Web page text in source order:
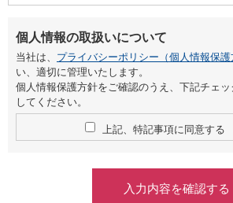
個人情報の取扱いについて
当社は、 プライバシーポリシー（個人情報保護
い、適切に管理いたします。
個人情報保護方針をご確認のうえ、下記チェ
してください。
上記、特記事項に同意する